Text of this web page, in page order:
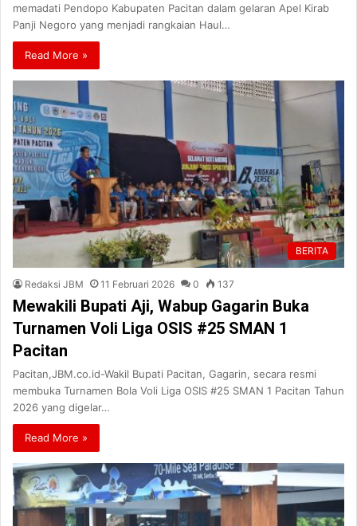
memadati Pendopo Kabupaten Pacitan dalam gelaran Apel Kirab
Panji Negoro yang menjadi rangkaian Haul…
Read More »
BERITA
Redaksi JBM 11 Februari 2026 0 137
Mewakili Bupati Aji, Wabup Gagarin Buka
Turnamen Voli Liga OSIS #25 SMAN 1
Pacitan
Pacitan,JBM.co.id-Wakil Bupati Pacitan, Gagarin, secara resmi
membuka Turnamen Bola Voli Liga OSIS #25 SMAN 1 Pacitan Tahun
2026 yang digelar…
Read More »